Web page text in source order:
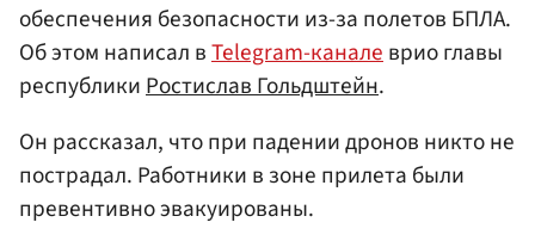
обеспечения безопасности из-за полетов БПЛА.
Об этом написал вTelegram-каналеврио главы
республикиРостислав Гольдштейн.
Он рассказал, что при падении дронов никто не
пострадал. Работники в зоне прилета были
превентивно эвакуированы.